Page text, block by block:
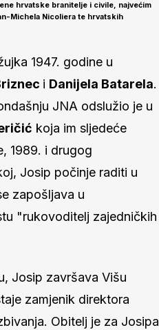
hrvatske branitelje i civile, najvećim
Michela Nicoliera te hrvatskih
1947. godine u
i Danijela Batarela.
JNA odslužio je u
koja im sljedeće
1989. i drugog
Josip počinje raditi u
zapošljava u
"rukovoditelj zajedničkih
Josip završava Višu
zamjenik direktora
Obitelj je za Josipa